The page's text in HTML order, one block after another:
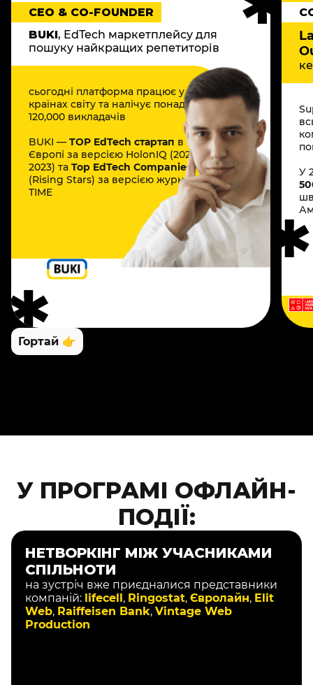
СЕО & CO-FOUNDER
BUKI, EdTech маркетплейсу для
пошуку найкращих репетиторів
сьогодні платформа працює у 9
країнах світу та налічує понад
120,000 викладачів
BUKI — TOP EdTech стартап в
Європі за версією HolonIQ (2022 та
2023) та Top EdTech Companies
(Rising Stars) за версією журналу
TIME
У
Гортай 👉
У ПРОГРАМІ ОФЛАЙН-
ПОДІЇ:
НЕТВОРКІНГ МІЖ УЧАСНИКАМИ
СПІЛЬНОТИ
на зустріч вже приєдналися представники
компаній: lifecell, Ringostat, Євролайн, Elit
Web, Raiffeisen Bank, Vintage Web
Production